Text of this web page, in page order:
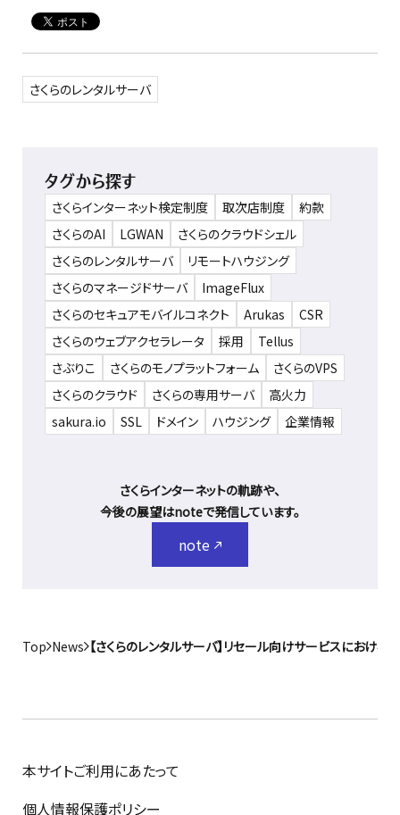
さくらのレンタルサーバ
タグから探す
さくらインターネット検定制度 取次店制度
約款
さくらのAI
LGWAN
さくらのクラウドシェル
さくらのレンタルサーバ
リモートハウジング
さくらのマネージドサーバ
ImageFlux
さくらのセキュアモバイルコネクト
Arukas
CSR
さくらのウェブアクセラレータ
採用
Tellus
さぶりこ
さくらのモノプラットフォーム
さくらのVPS
さくらのクラウド
さくらの専用サーバ
高火力
sakura.io
SSL ドメイン ハウジング 企業情報
さくらインターネットの軌跡や、
今後の展望はnoteで発信しています。
note
Top News 【さくらのレンタルサーバ】リセール向けサービスにおける
本サイトご利用にあたって
個人情報保護ポリシー